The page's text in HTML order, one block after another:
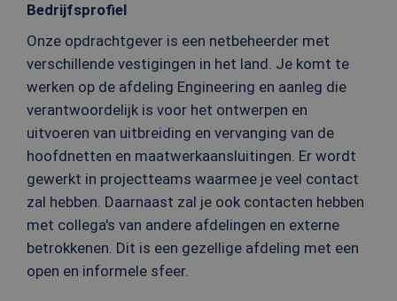
Bedrijfsprofiel
Onze opdrachtgever is een netbeheerder met
verschillende vestigingen in het land. Je komt te
werken op de afdeling Engineering en aanleg die
verantwoordelijk is voor het ontwerpen en
uitvoeren van uitbreiding en vervanging van de
hoofdnetten en maatwerkaansluitingen. Er wordt
gewerkt in projectteams waarmee je veel contact
zal hebben. Daarnaast zal je ook contacten hebben
met collega's van andere afdelingen en externe
betrokkenen. Dit is een gezellige afdeling met een
open en informele sfeer.